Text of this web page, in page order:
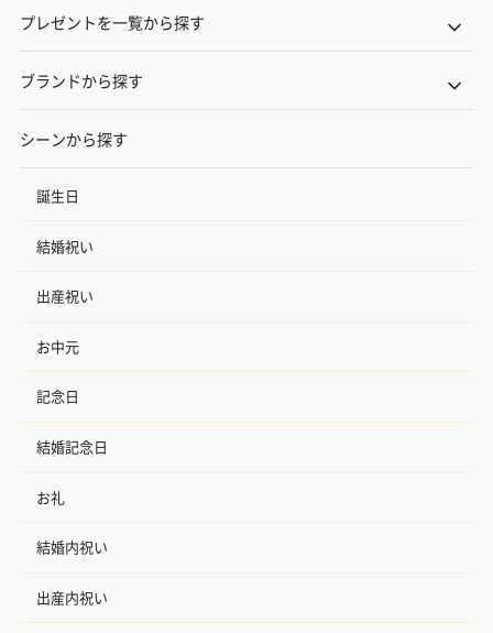
プレゼントを一覧から探す
ブランドから探す
シーンから探す
誕生日
結婚祝い
出産祝い
お中元
記念日
結婚記念日
お礼
結婚内祝い
出産内祝い